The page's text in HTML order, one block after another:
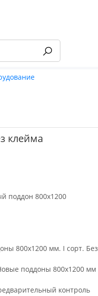
клейма
поддон 800х1200
800х1200 мм. I сорт. Без
поддоны 800х1200 мм
контроль